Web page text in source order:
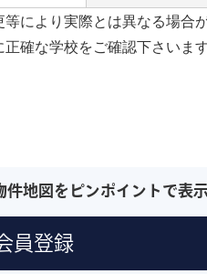
により実際とは異なる場合
確な学校をご確認下さいま
地図をピンポイントで表示
員登録